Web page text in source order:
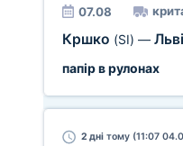
07.08
Кршко (SI) —
папір в рулонах
2 днітому (11:07